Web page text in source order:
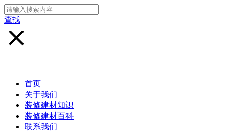
查找
首页
关于我们
装修建材知识
装修建材百科
联系我们